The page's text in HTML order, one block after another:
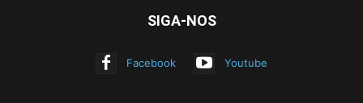
SIGA-NOS
Facebook Youtube